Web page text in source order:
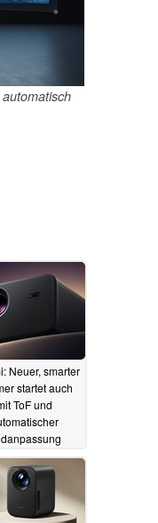
Neuer, smarter
startet auch
ToF und
21.10.2025